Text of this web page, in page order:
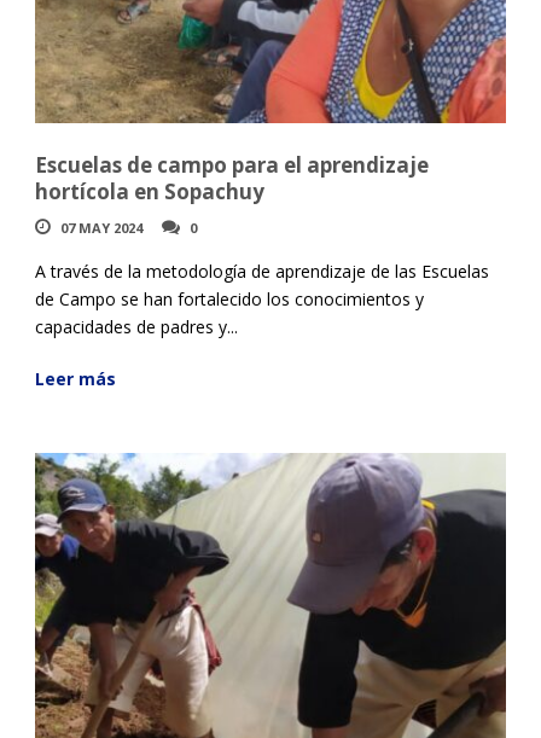
Escuelas de campo para el aprendizaje
hortícola en Sopachuy
07 MAY 2024 0
A través de la metodología de aprendizaje de las Escuelas
de Campo se han fortalecido los conocimientos y
capacidades de padres y...
Leer más